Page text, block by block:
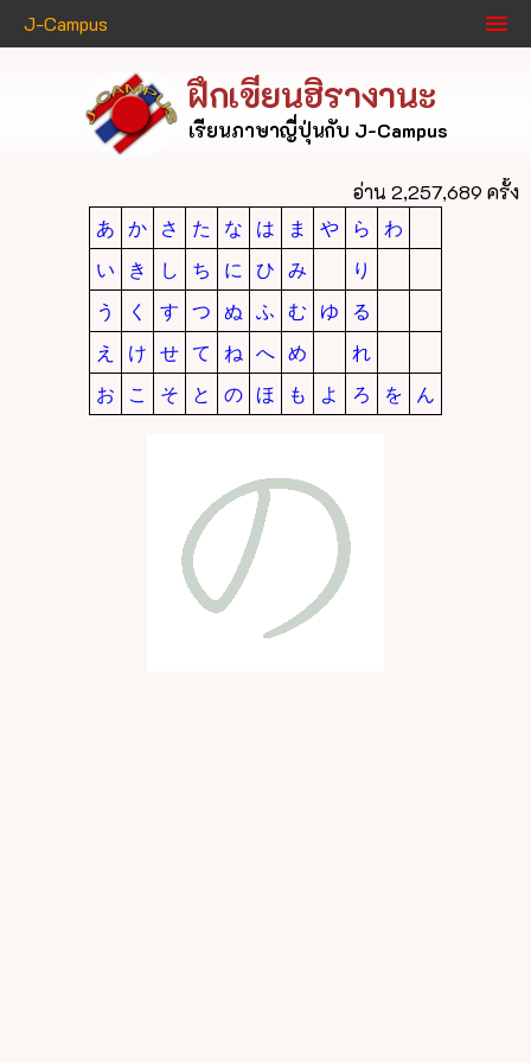
J-Campus
ฝึกเขียนฮิรางานะ
เรียนภาษาญี่ปุ่นกับ J-Campus
อ่าน 2,257,689 ครั้ง
あ か さ た な は ま や ら
わ
い
き し ち に ひ み
り
う
く す つ ぬ ふ む ゆ
る
え
け せ て ね へ め
れ
お
こ そ と の ほ も よ ろ を ん